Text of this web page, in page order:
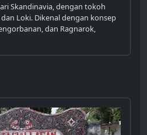
Skandinavia, dengan tokoh
Loki. Dikenal dengan konsep
dan Ragnarok,